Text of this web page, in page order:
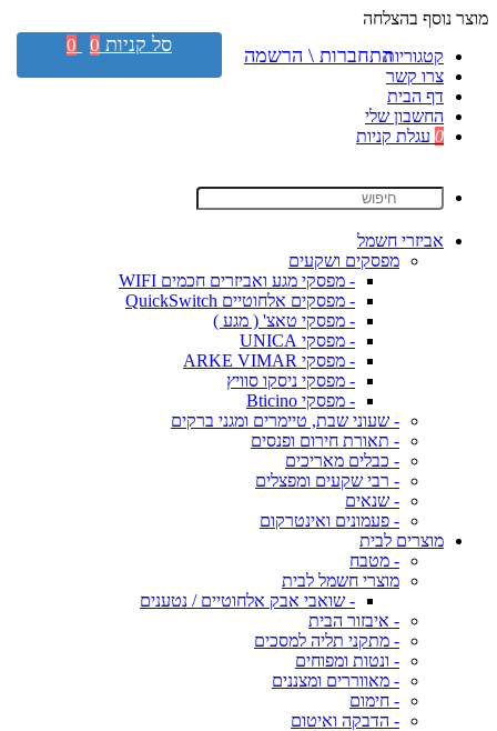
מוצר נוסף בהצלחה
קטגוריות
צרו קשר
דף הבית
החשבון שלי
0 עגלת קניות
אביזרי חשמל
מפסקים ושקעים
- מפסקי מגע ואביזרים חכמים WIFI
- מפסקים אלחוטיים QuickSwitch
- מפסקי טאצ' ( מגע )
- מפסקי UNICA
- מפסקי ARKE VIMAR
- מפסקי ניסקו סוויץ
- מפסקי Bticino
- שעוני שבת, טיימרים ומגני ברקים
- תאורת חירום ופנסים
- כבלים מאריכים
- רבי שקעים ומפצלים
- שנאים
- פעמונים ואינטרקום
מוצרים לבית
- מטבח
מוצרי חשמל לבית
- שואבי אבק אלחוטיים / נטענים
- איבזור הבית
- מתקני תליה למסכים
- ונטות ומפוחים
- מאווררים ומצננים
- חימום
- הדבקה ואיטום
התחברות \ הרשמה סל קניות 0
0